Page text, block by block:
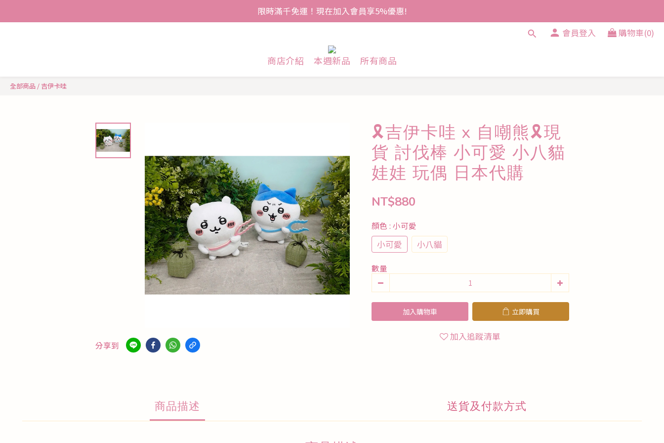
限時滿千免運！現在加入會員享5%優惠!
會員登入
購物車(0)
商店介紹 本週新品 所有商品
全部商品 / 吉伊卡哇
分享到
🎗️吉伊卡哇 x 自嘲熊🎗️現
貨 討伐棒 小可愛 小八貓
娃娃 玩偶 日本代購
NT$880
顏色 : 小可愛
小可愛 小八貓
數量
加入購物車 立即購買
加入追蹤清單
商品描述 送貨及付款方式